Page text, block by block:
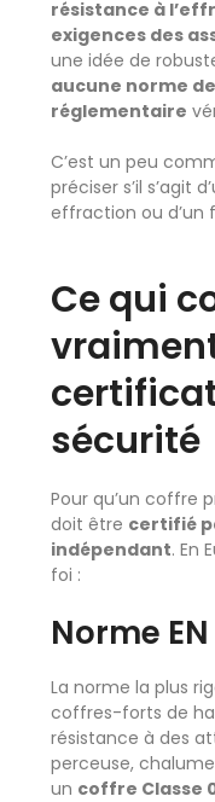
résistance à
exigences des
une idée de
aucune norme
réglementaire
C’est un peu
préciser s’il s’agit
effraction ou d’un
Ce qui
sécurité
Pour qu’un coffre
doit être certifié
indépendant. En
foi :
Norme EN
La norme la plus
coffres-forts de
résistance à des
perceuse,
un coffre Classe